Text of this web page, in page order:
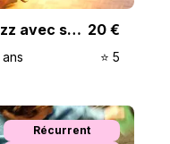
Apprendre à danser le Jazz avec son enfant 20 €
ans ⭐️ 5
Récurrent